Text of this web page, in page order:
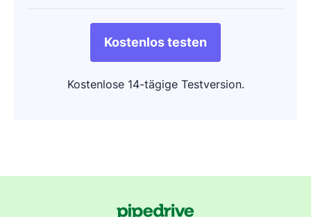
Kostenlos testen
Kostenlose 14-tägige Testversion.